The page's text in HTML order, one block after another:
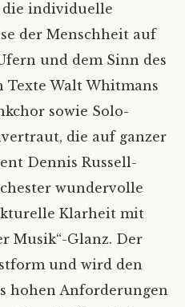
die individuelle
der Menschheit auf
und dem Sinn des
Texte Walt Whitmans
sowie Solo-
die auf ganzer
Dennis Russell-
wundervolle
Klarheit mit
Musik“-Glanz. Der
und wird den
hohen Anforderungen